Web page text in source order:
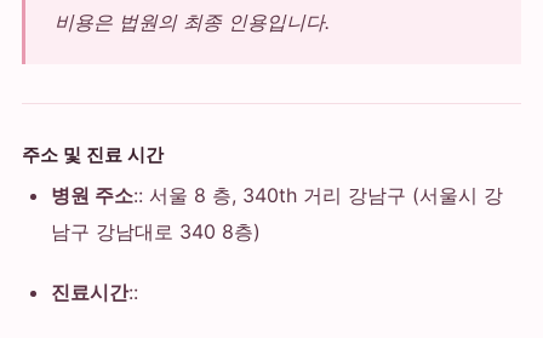
비용은 법원의 최종 인용입니다.
주소 및 진료 시간
병원 주소:: 서울 8 층, 340th 거리 강남구 (서울시 강
남구 강남대로 340 8층)
진료시간::